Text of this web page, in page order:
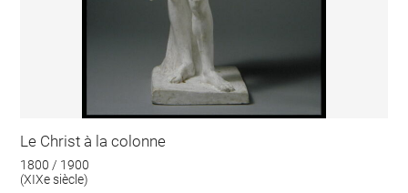
Le Christ à la colonne
1800 / 1900
(XIXe siècle)